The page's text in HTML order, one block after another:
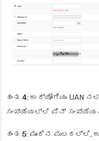
ಹಂತ 4: ಉದ್ಯೋಗಿಯು UAN
ಸಂಖ್ಯೆಯಲ್ಲಿ ಪಿನ್
ಹಂತ 5: ಮುಂದಿನ ಪುಟದಲ್ಲಿ,